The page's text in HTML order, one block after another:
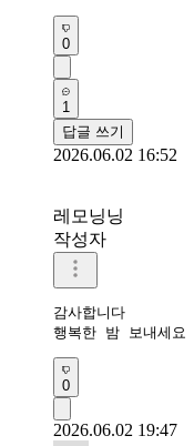
0
1
답글 쓰기
2026.06.02 16:52
레모닝닝
작성자
감사합니다
행복한 밤 보내세요
0
2026.06.02 19:47